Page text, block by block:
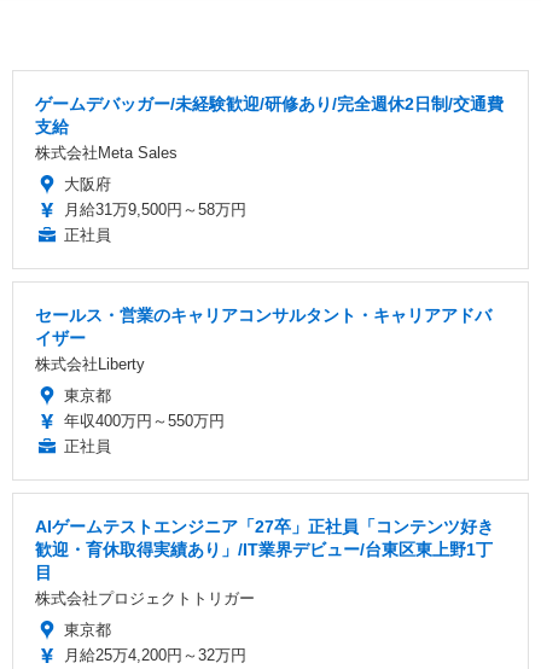
ゲームデバッガー/未経験歓迎/研修あり/完全週休2日制/交通費
支給
株式会社Meta Sales
大阪府
月給31万9,500円～58万円
正社員
セールス・営業のキャリアコンサルタント・キャリアアドバ
イザー
株式会社Liberty
東京都
年収400万円～550万円
正社員
AIゲームテストエンジニア「27卒」正社員「コンテンツ好き
歓迎・育休取得実績あり」/IT業界デビュー/台東区東上野1丁
目
株式会社プロジェクトトリガー
東京都
月給25万4,200円～32万円